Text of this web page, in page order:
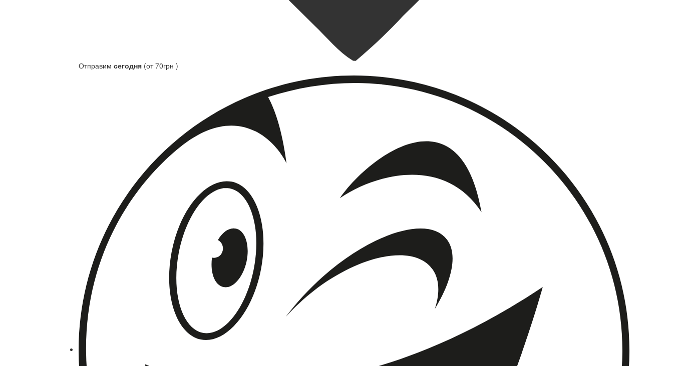
Отправим сегодня (от 70грн )